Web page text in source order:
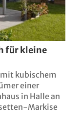
weinor
für kleine
kubischem
einer
in Halle an
Markise